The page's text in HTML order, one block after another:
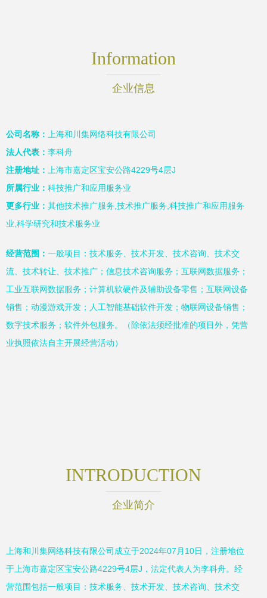
Information
企业信息
公司名称：
上海和川集网络科技有限公司
法人代表： 李科舟
注册地址：
上海市嘉定区宝安公路4229号4层J
所属行业： 科技推广和应用服务业
更多行业： 其他技术推广服务,技术推广服务,科技推广和应用服务
业,科学研究和技术服务业
经营范围： 一般项目：技术服务、技术开发、技术咨询、技术交
流、技术转让、技术推广；信息技术咨询服务；互联网数据服务；
工业互联网数据服务；计算机软硬件及辅助设备零售；互联网设备
销售；动漫游戏开发；人工智能基础软件开发；物联网设备销售；
数字技术服务；软件外包服务。（除依法须经批准的项目外，凭营
业执照依法自主开展经营活动）
INTRODUCTION
企业简介
上海和川集网络科技有限公司成立于2024年07月10日，注册地位
于上海市嘉定区宝安公路4229号4层J，法定代表人为李科舟。经
营范围包括一般项目：技术服务、技术开发、技术咨询、技术交